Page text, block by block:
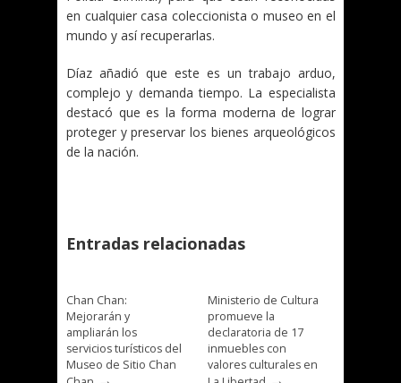
en cualquier casa coleccionista o museo en el
mundo y así recuperarlas.
Díaz añadió que este es un trabajo arduo,
complejo y demanda tiempo. La especialista
destacó que es la forma moderna de lograr
proteger y preservar los bienes arqueológicos
de la nación.
Entradas relacionadas
Chan Chan:
Mejorarán y
ampliarán los
servicios turísticos del
Museo de Sitio Chan
Ministerio de Cultura
promueve la
declaratoria de 17
inmuebles con
valores culturales en